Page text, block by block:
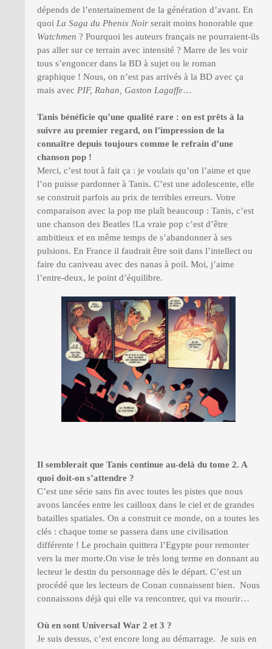
dépends de l’entertainement de la génération d’avant. En
quoi La Saga du Phenix Noir serait moins honorable que
Watchmen ? Pourquoi les auteurs français ne pourraient-ils
pas aller sur ce terrain avec intensité ? Marre de les voir
tous s’engoncer dans la BD à sujet ou le roman
graphique ! Nous, on n’est pas arrivés à la BD avec ça
mais avec PIF, Rahan, Gaston Lagaffe…
Tanis bénéficie qu’une qualité rare : on est prêts à la
suivre au premier regard, on l’impression de la
connaître depuis toujours comme le refrain d’une
chanson pop !
Merci, c’est tout à fait ça : je voulais qu’on l’aime et que
l’on puisse pardonner à Tanis. C’est une adolescente, elle
se construit parfois au prix de terribles erreurs. Votre
comparaison avec la pop me plaît beaucoup : Tanis, c’est
une chanson des Beatles !La vraie pop c’est d’être
ambitieux et en même temps de s’abandonner à ses
pulsions. En France il faudrait être soit dans l’intellect ou
faire du caniveau avec des nanas à poil. Moi, j’aime
l’entre-deux, le point d’équilibre.
Il semblerait que Tanis continue au-delà du tome 2. A
quoi doit-on s’attendre ?
C’est une série sans fin avec toutes les pistes que nous
avons lancées entre les cailloux dans le ciel et de grandes
batailles spatiales. On a construit ce monde, on a toutes les
clés : chaque tome se passera dans une civilisation
différente ! Le prochain quittera l’Egypte pour remonter
vers la mer morte.On vise le très long terme en donnant au
lecteur le destin du personnage dès le départ. C’est un
procédé que les lecteurs de Conan connaissent bien. Nous
connaissons déjà qui elle va rencontrer, qui va mourir…
Où en sont Universal War 2 et 3 ?
Je suis dessus, c’est encore long au démarrage. Je suis en